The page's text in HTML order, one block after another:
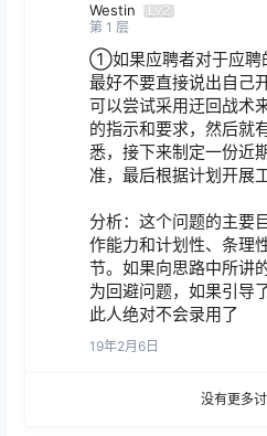
Westin
Lv2
第 1 层
①如果应聘者对于应聘
最好不要直接说出自
可以尝试采用迂回战术
的指示和要求，然后就
悉，接下来制定一份近
准，最后根据计划开展
分析：这个问题的主要
作能力和计划性、条理
节。如果向思路中所讲
为回避问题，如果引导
此人绝对不会录用了
19年2月6日
没有更多